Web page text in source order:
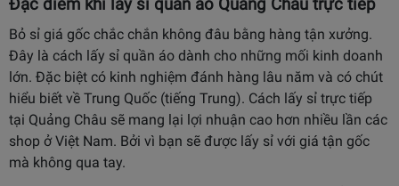
Đặc điểm khi lấy sỉ quần áo Quảng Châu trực tiếp
Bỏ sỉ giá gốc chắc chắn không đâu bằng hàng tận xưởng.
Đây là cách lấy sỉ quần áo dành cho những mối kinh doanh
lớn. Đặc biệt có kinh nghiệm đánh hàng lâu năm và có chút
hiểu biết về Trung Quốc (tiếng Trung). Cách lấy sỉ trực tiếp
tại Quảng Châu sẽ mang lại lợi nhuận cao hơn nhiều lần các
shop ở Việt Nam. Bởi vì bạn sẽ được lấy sỉ với giá tận gốc
mà không qua tay.